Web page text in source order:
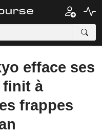
efface ses
finit à
frappes